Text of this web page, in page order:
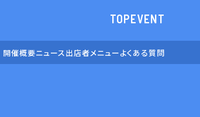
TOPEVENT
開催概要ニュース 出店者メニューよくある質問